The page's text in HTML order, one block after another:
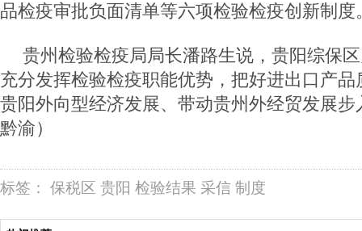
品检疫审批负面清单等六项检验检疫创新制度
贵州检验检疫局局长潘路生说，贵阳综保
充分发挥检验检疫职能优势，把好进出口产
贵阳外向型经济发展、带动贵州外经贸发展
黔渝）
标签： 保税区 贵阳 检验结果 采信 制度